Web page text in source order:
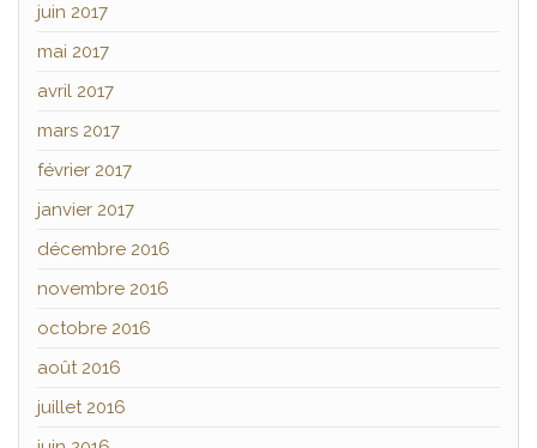
juin 2017
mai 2017
avril 2017
mars 2017
février 2017
janvier 2017
décembre 2016
novembre 2016
octobre 2016
août 2016
juillet 2016